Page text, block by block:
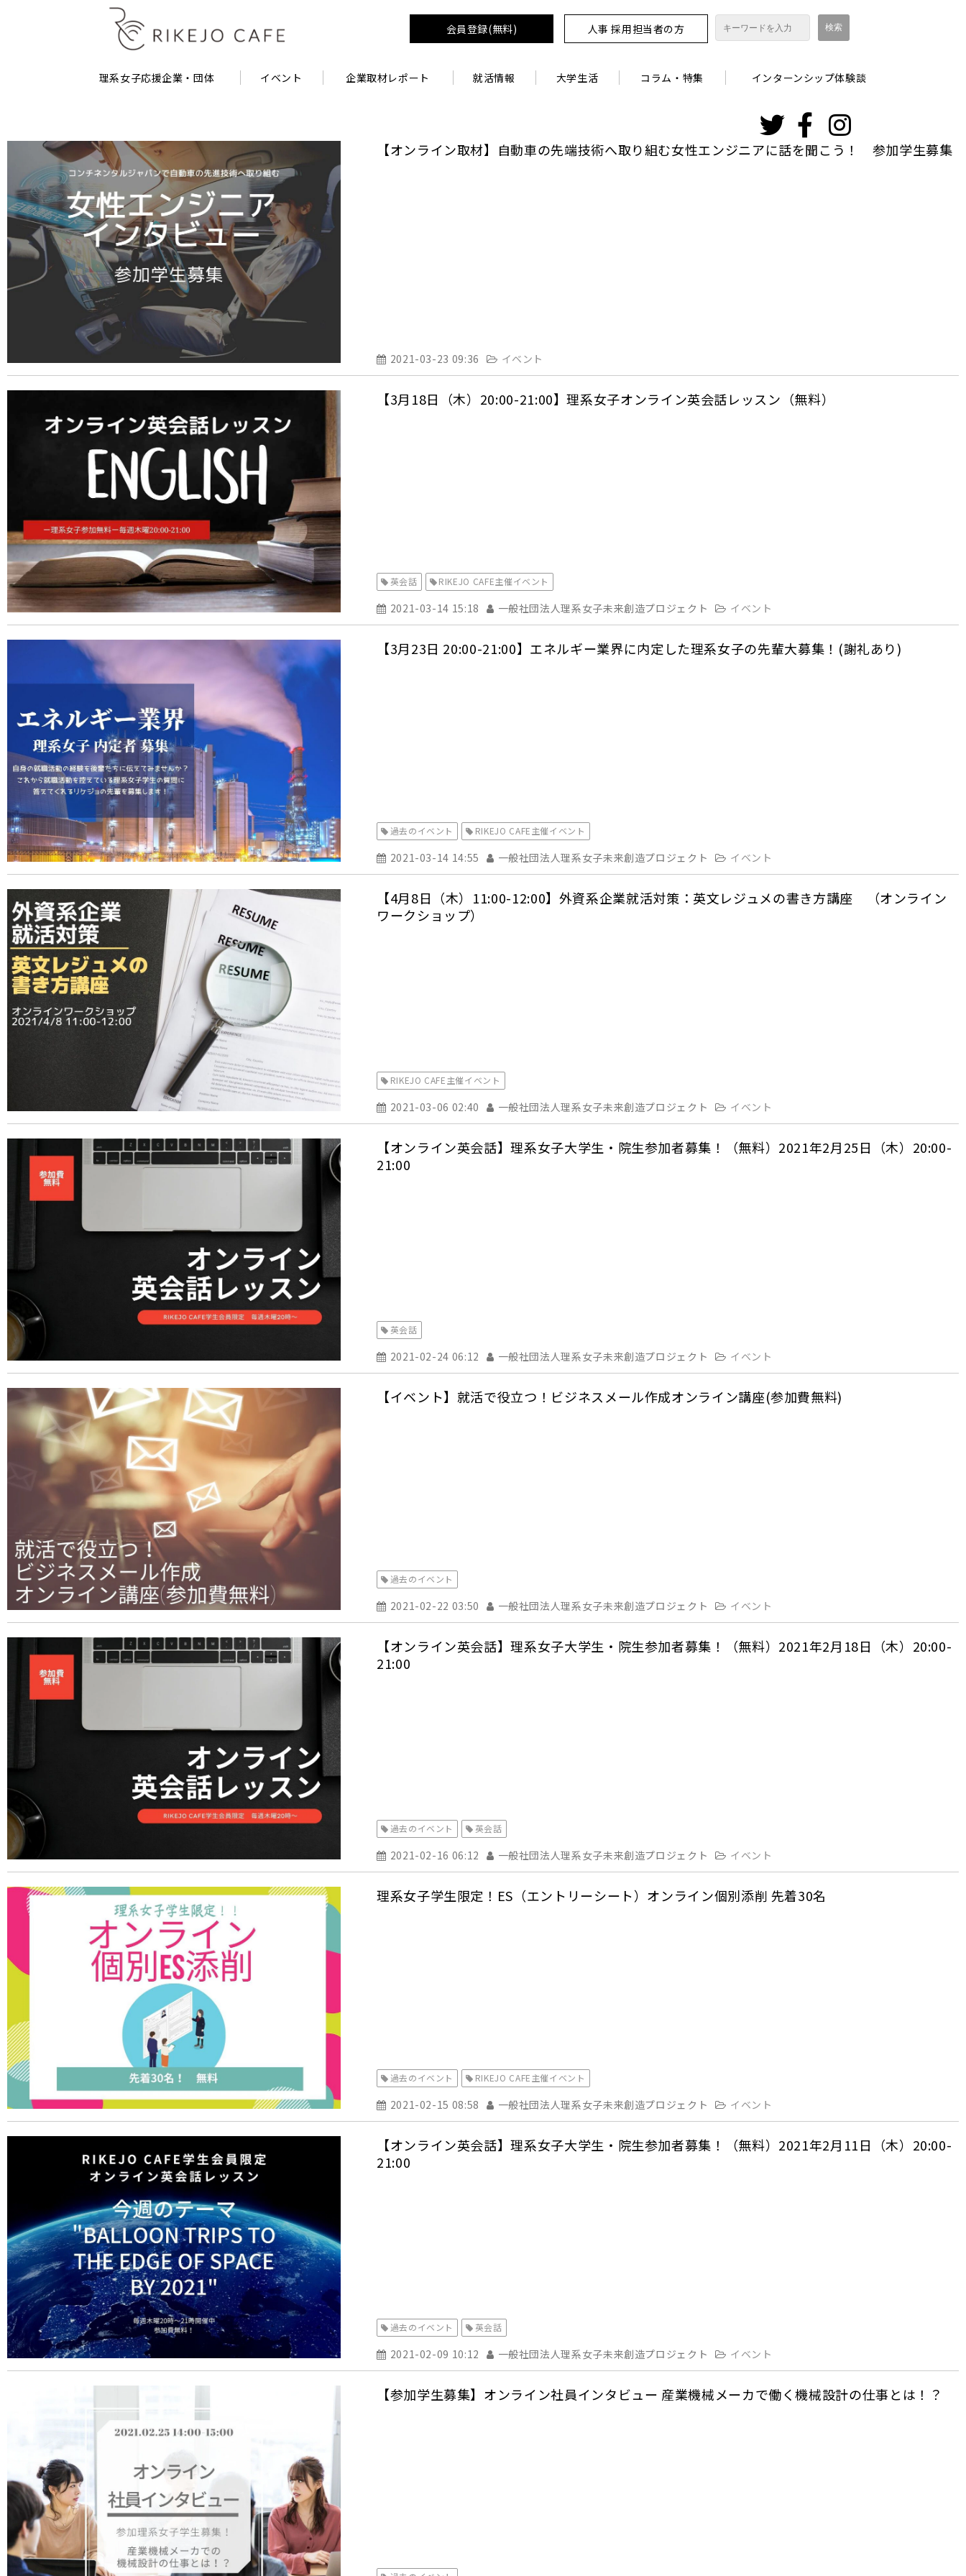
会員登録(無料) 人事 採用担当者の方
理系女子応援企業・団体 イベント 企業取材レポート 就活情報 大学生活 コラム・特集 インターンシップ体験談
【オンライン取材】自動車の先端技術へ取り組む女性エンジニアに話を聞こう！ 参加学生募集
2021-03-23 09:36 イベント
【3月18日（木）20:00-21:00】理系女子オンライン英会話レッスン（無料）
英会話 RIKEJO CAFE主催イベント
2021-03-14 15:18 一般社団法人理系女子未来創造プロジェクト イベント
【3月23日 20:00-21:00】エネルギー業界に内定した理系女子の先輩大募集！(謝礼あり)
過去のイベント RIKEJO CAFE主催イベント
2021-03-14 14:55 一般社団法人理系女子未来創造プロジェクト イベント
【4月8日（木）11:00-12:00】外資系企業就活対策：英文レジュメの書き方講座 （オンライン
ワークショップ）
RIKEJO CAFE主催イベント
2021-03-06 02:40 一般社団法人理系女子未来創造プロジェクト イベント
【オンライン英会話】理系女子大学生・院生参加者募集！（無料）2021年2月25日（木）20:00-
21:00
英会話
2021-02-24 06:12 一般社団法人理系女子未来創造プロジェクト イベント
【イベント】就活で役立つ！ビジネスメール作成オンライン講座(参加費無料)
過去のイベント
2021-02-22 03:50 一般社団法人理系女子未来創造プロジェクト イベント
【オンライン英会話】理系女子大学生・院生参加者募集！（無料）2021年2月18日（木）20:00-
21:00
過去のイベント 英会話
2021-02-16 06:12 一般社団法人理系女子未来創造プロジェクト イベント
理系女子学生限定！ES（エントリーシート）オンライン個別添削 先着30名
過去のイベント RIKEJO CAFE主催イベント
2021-02-15 08:58 一般社団法人理系女子未来創造プロジェクト イベント
【オンライン英会話】理系女子大学生・院生参加者募集！（無料）2021年2月11日（木）20:00-
21:00
過去のイベント 英会話
2021-02-09 10:12 一般社団法人理系女子未来創造プロジェクト イベント
【参加学生募集】オンライン社員インタビュー 産業機械メーカで働く機械設計の仕事とは！？